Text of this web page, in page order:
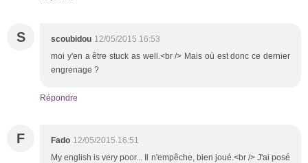
S scoubidou 12/05/2015 16:53
moi y'en a être stuck as well.<br /> Mais où est donc ce dernier
engrenage ?
Répondre
F Fado 12/05/2015 16:51
My english is very poor... Il n'empêche, bien joué.<br /> J'ai posé